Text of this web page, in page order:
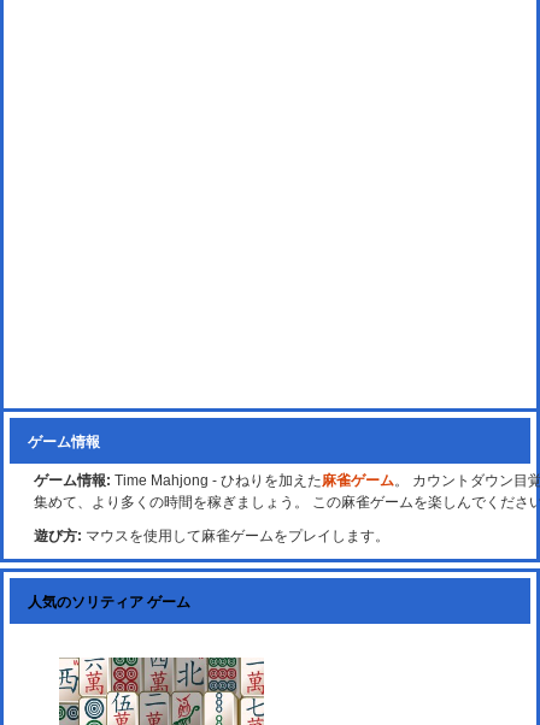
ゲーム情報
ゲーム情報: Time Mahjong - ひねりを加えた麻雀ゲーム。 カウントダウン目
集めて、より多くの時間を稼ぎましょう。 この麻雀ゲームを楽しんでくださ
遊び方: マウスを使用して麻雀ゲームをプレイします。
人気のソリティア ゲーム